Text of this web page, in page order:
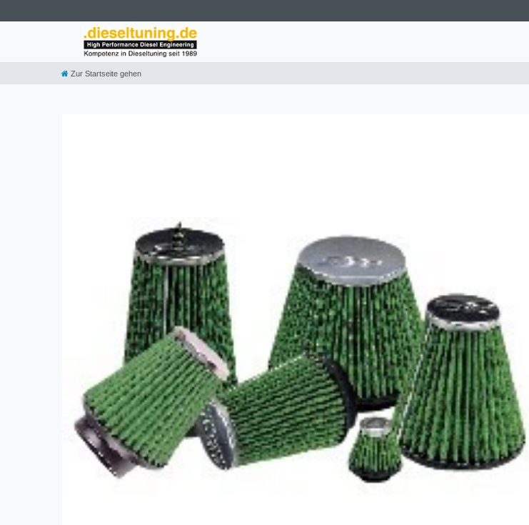
Zur Startseite gehen